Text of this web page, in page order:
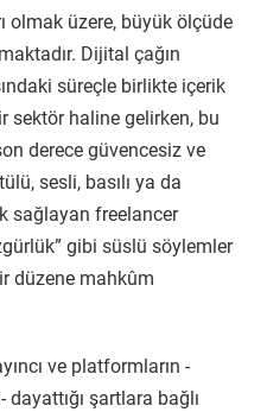
olmak üzere, büyük ölçüde
Dijital çağın
süreçle birlikte içerik
sektör haline gelirken, bu
derece güvencesiz ve
sesli, basılı ya da
sağlayan freelancer
gibi süslü söylemler
düzene mahkûm
ve platformların -
şartlara bağlı